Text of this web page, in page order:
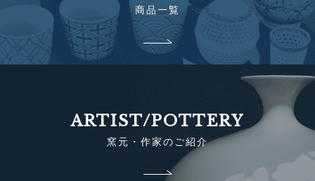
商品一覧
ARTIST/POTTERY
窯元・作家のご紹介